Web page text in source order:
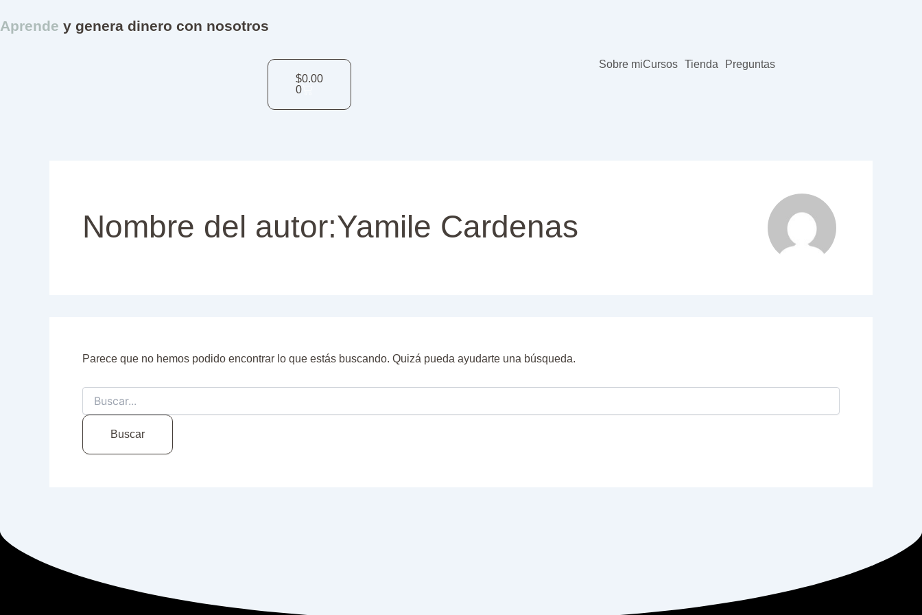
al
Aprende y genera dinero con nosotros
$0.00
0
Cart Sobre miCursos Tienda Preguntas
Nombre del autor:Yamile Cardenas
Parece que no hemos podido encontrar lo que estás buscando. Quizá pueda ayudarte una búsqueda.